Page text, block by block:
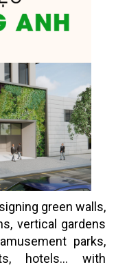
green walls,
vertical gardens
parks,
hotels... with